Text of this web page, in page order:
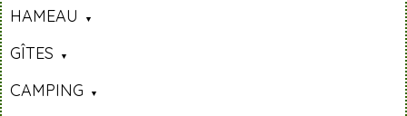
HAMEAU
GÎTES
CAMPING